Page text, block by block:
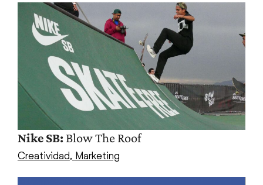
Nike SB:Blow The Roof
Creatividad, Marketing